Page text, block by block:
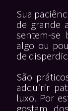
Sua
de grande
sentem-se
algo ou
de
São
adquirir
luxo. Por
gostam